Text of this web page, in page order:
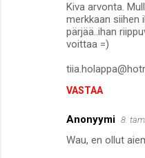
Kiva arvonta.
merkkaan siihen
pärjää..ihan
voittaa =)
VASTAA
Anonyymi 8.
Wau, en ollut